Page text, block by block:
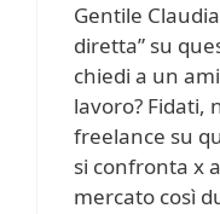
Gentile
diretta” su
chiedi a un
lavoro? Fidati,
freelance su
si confronta x
mercato così